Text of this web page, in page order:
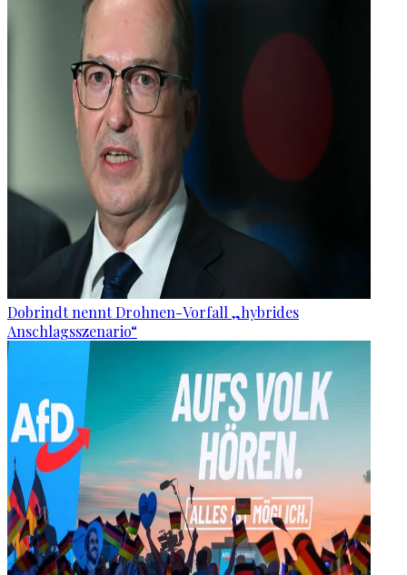
Dobrindt nennt Drohnen-Vorfall „hybrides
Anschlagsszenario“